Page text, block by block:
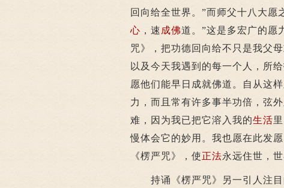
回向给全世界。”而师父十八大愿
心 ，速 成佛道。”这是多宏广的愿
咒》，把功德回向给不只是我父
以及今天我遇到的每一个人，所
愿他们能早日成就佛道。自从这
力，而且常有许多事半功倍，弦
难，因为我已把它溶入我的生活
慢体会它的妙用。我也愿在此发
《楞严咒》，使正法永远住世，世
持诵《楞严咒》另一引人注目